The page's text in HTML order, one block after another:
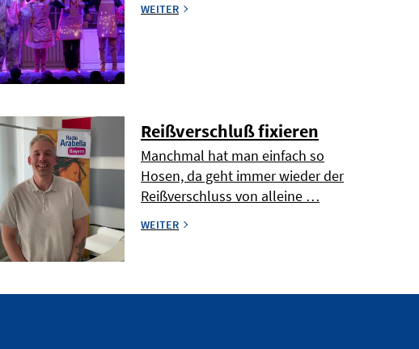
WEITER
Reißverschluß fixieren
Manchmal hat man einfach so
Hosen, da geht immer wieder der
Reißverschluss von alleine …
WEITER